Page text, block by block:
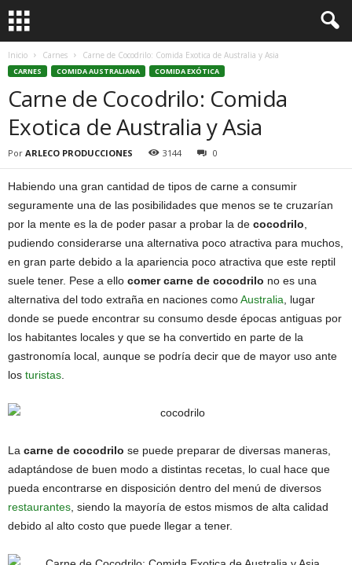
Inicio Carnes Carne de Cocodrilo: Comida Exotica de Australia y Asia
CARNES COMIDA AUSTRALIANA COMIDA EXÓTICA
Carne de Cocodrilo: Comida
Exotica de Australia y Asia
Por ARLECO PRODUCCIONES 3144 0
Habiendo una gran cantidad de tipos de carne a consumir
seguramente una de las posibilidades que menos se te cruzarían
por la mente es la de poder pasar a probar la de cocodrilo
pudiendo considerarse una alternativa poco atractiva para muchos,
en gran parte debido a la apariencia poco atractiva que este reptil
suele tener. Pese a ello comer carne de cocodrilo no es una
alternativa del todo extraña en naciones comoAustralia , lugar
donde se puede encontrar su consumo desde épocas antiguas por
los habitantes locales y que se ha convertido en parte de la
gastronomía local, aunque se podría decir que de mayor uso ante
los turistas
La carne de cocodrilo se puede preparar de diversas maneras,
adaptándose de buen modo a distintas recetas, lo cual hace que
pueda encontrarse en disposición dentro del menú de diversos
restaurantes , siendo la mayoría de estos mismos de alta calidad
debido al alto costo que puede llegar a tener.